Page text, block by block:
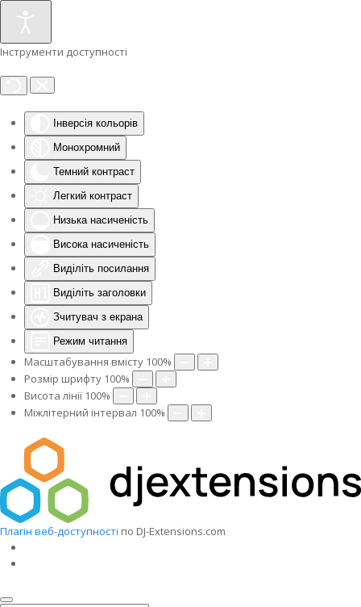
Інструменти доступності
Інверсія кольорів
Монохромний
Темний контраст
Легкий контраст
Низька насиченість
Висока насиченість
Виділіть посилання
Виділіть заголовки
Зчитувач з екрана
Режим читання
Масштабування вмісту 100%
Розмір шрифту 100%
Висота лінії 100%
Міжлітерний інтервал 100%
Плагін веб-доступності по DJ-Extensions.com